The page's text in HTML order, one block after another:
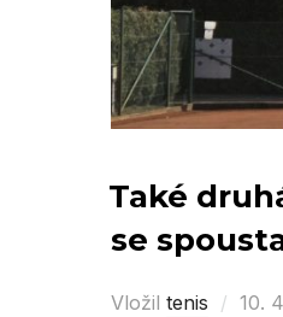
Také
se
Vložil tenis 10.